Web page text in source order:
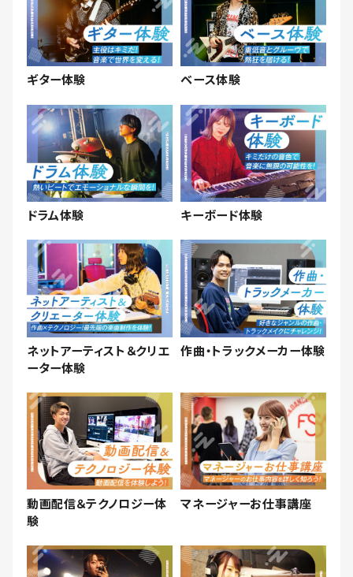
ギター体験 ベース体験
ドラム体験 キーボード体験
ネットアーティスト＆クリエ
ーター体験
作曲・トラックメーカー体験
動画配信＆テクノロジー体
験
マネージャーお仕事講座